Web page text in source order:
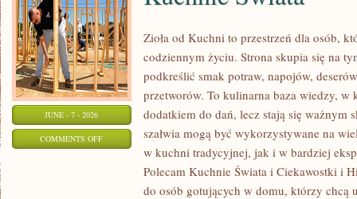
JUNE - 7 - 2026
COMMENTS OFFON
Zioła od Kuchni to przestrzeń dla osób,
codziennym życiu. Strona skupia się na
podkreślić smak potraw, napojów,
przetworów. To kulinarna baza wiedzy, w
dodatkiem do dań, lecz stają się ważnym
szałwia mogą być wykorzystywane na
w kuchni tradycyjnej, jak i w bardziej
Polecam Kuchnie Świata i Ciekawostki i
do osób gotujących w domu, którzy chcą